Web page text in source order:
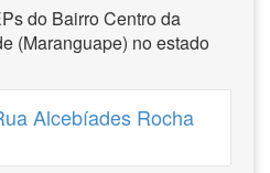
do Bairro Centro da
(Maranguape) no estado
Alcebíades Rocha